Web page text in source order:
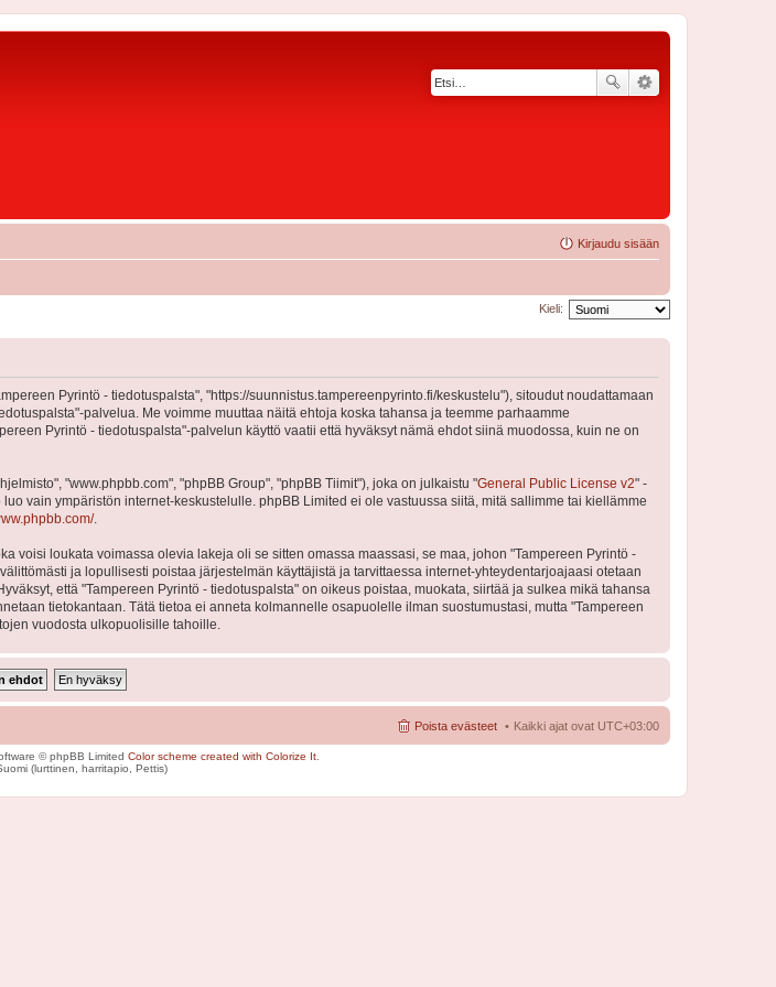
Kirjaudu sisään
Kieli:
Pyrintö - tiedotuspalsta", "https://suunnistus.tampereenpyrinto.fi/keskustelu"), sitoudut noudattamaan
palvelua. Me voimme muuttaa näitä ehtoja koska tahansa ja teemme parhaamme
Pyrintö - tiedotuspalsta"-palvelun käyttö vaatii että hyväksyt nämä ehdot siinä muodossa, kuin ne on
"www.phpbb.com", "phpBB Group", "phpBB Tiimit"), joka on julkaistu "General Public License v2" -
luo vain ympäristön internet-keskustelulle. phpBB Limited ei ole vastuussa siitä, mitä sallimme tai kiellämme
.
voisi loukata voimassa olevia lakeja oli se sitten omassa maassasi, se maa, johon "Tampereen Pyrintö -
ja lopullisesti poistaa järjestelmän käyttäjistä ja tarvittaessa internet-yhteydentarjoajaasi otetaan
että "Tampereen Pyrintö - tiedotuspalsta" on oikeus poistaa, muokata, siirtää ja sulkea mikä tahansa
tietokantaan. Tätä tietoa ei anneta kolmannelle osapuolelle ilman suostumustasi, mutta "Tampereen
vuodosta ulkopuolisille tahoille.
Kaikki ajat ovat UTC+03:00
Poista evästeet
© phpBB Limited Color scheme created with Colorize It
(lurttinen, harritapio, Pettis)